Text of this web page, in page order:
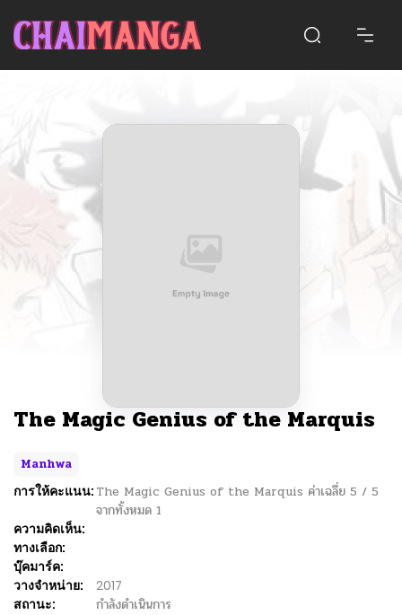
The Magic Genius of the Marquis
Manhwa
การให้คะแนน: The Magic Genius of the Marquis ค่าเฉลี่ย 5 / 5
จากทั้งหมด 1
ความคิดเห็น:
ทางเลือก:
บุ๊คมาร์ค:
วางจำหน่าย:
2017
สถานะ:
กำลังดำเนินการ